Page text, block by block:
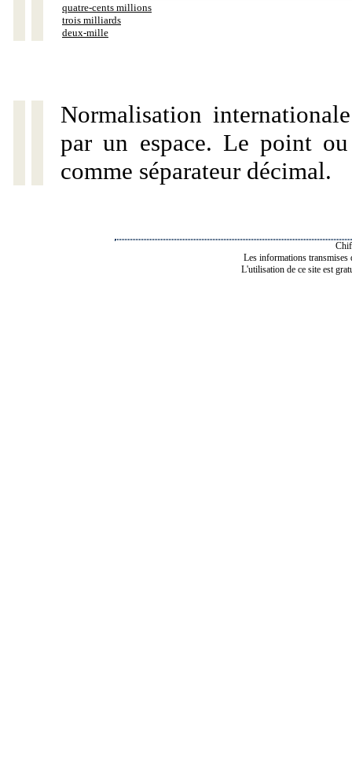
quatre-cents millions
trois milliards
deux-mille
Normalisation
par un espace. Le point
comme séparateur décimal.
Les informations transmises
L'utilisation de ce site est